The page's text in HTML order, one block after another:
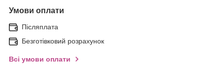
Умови оплати
Післяплата
Безготівковий розрахунок
Всі умови оплати